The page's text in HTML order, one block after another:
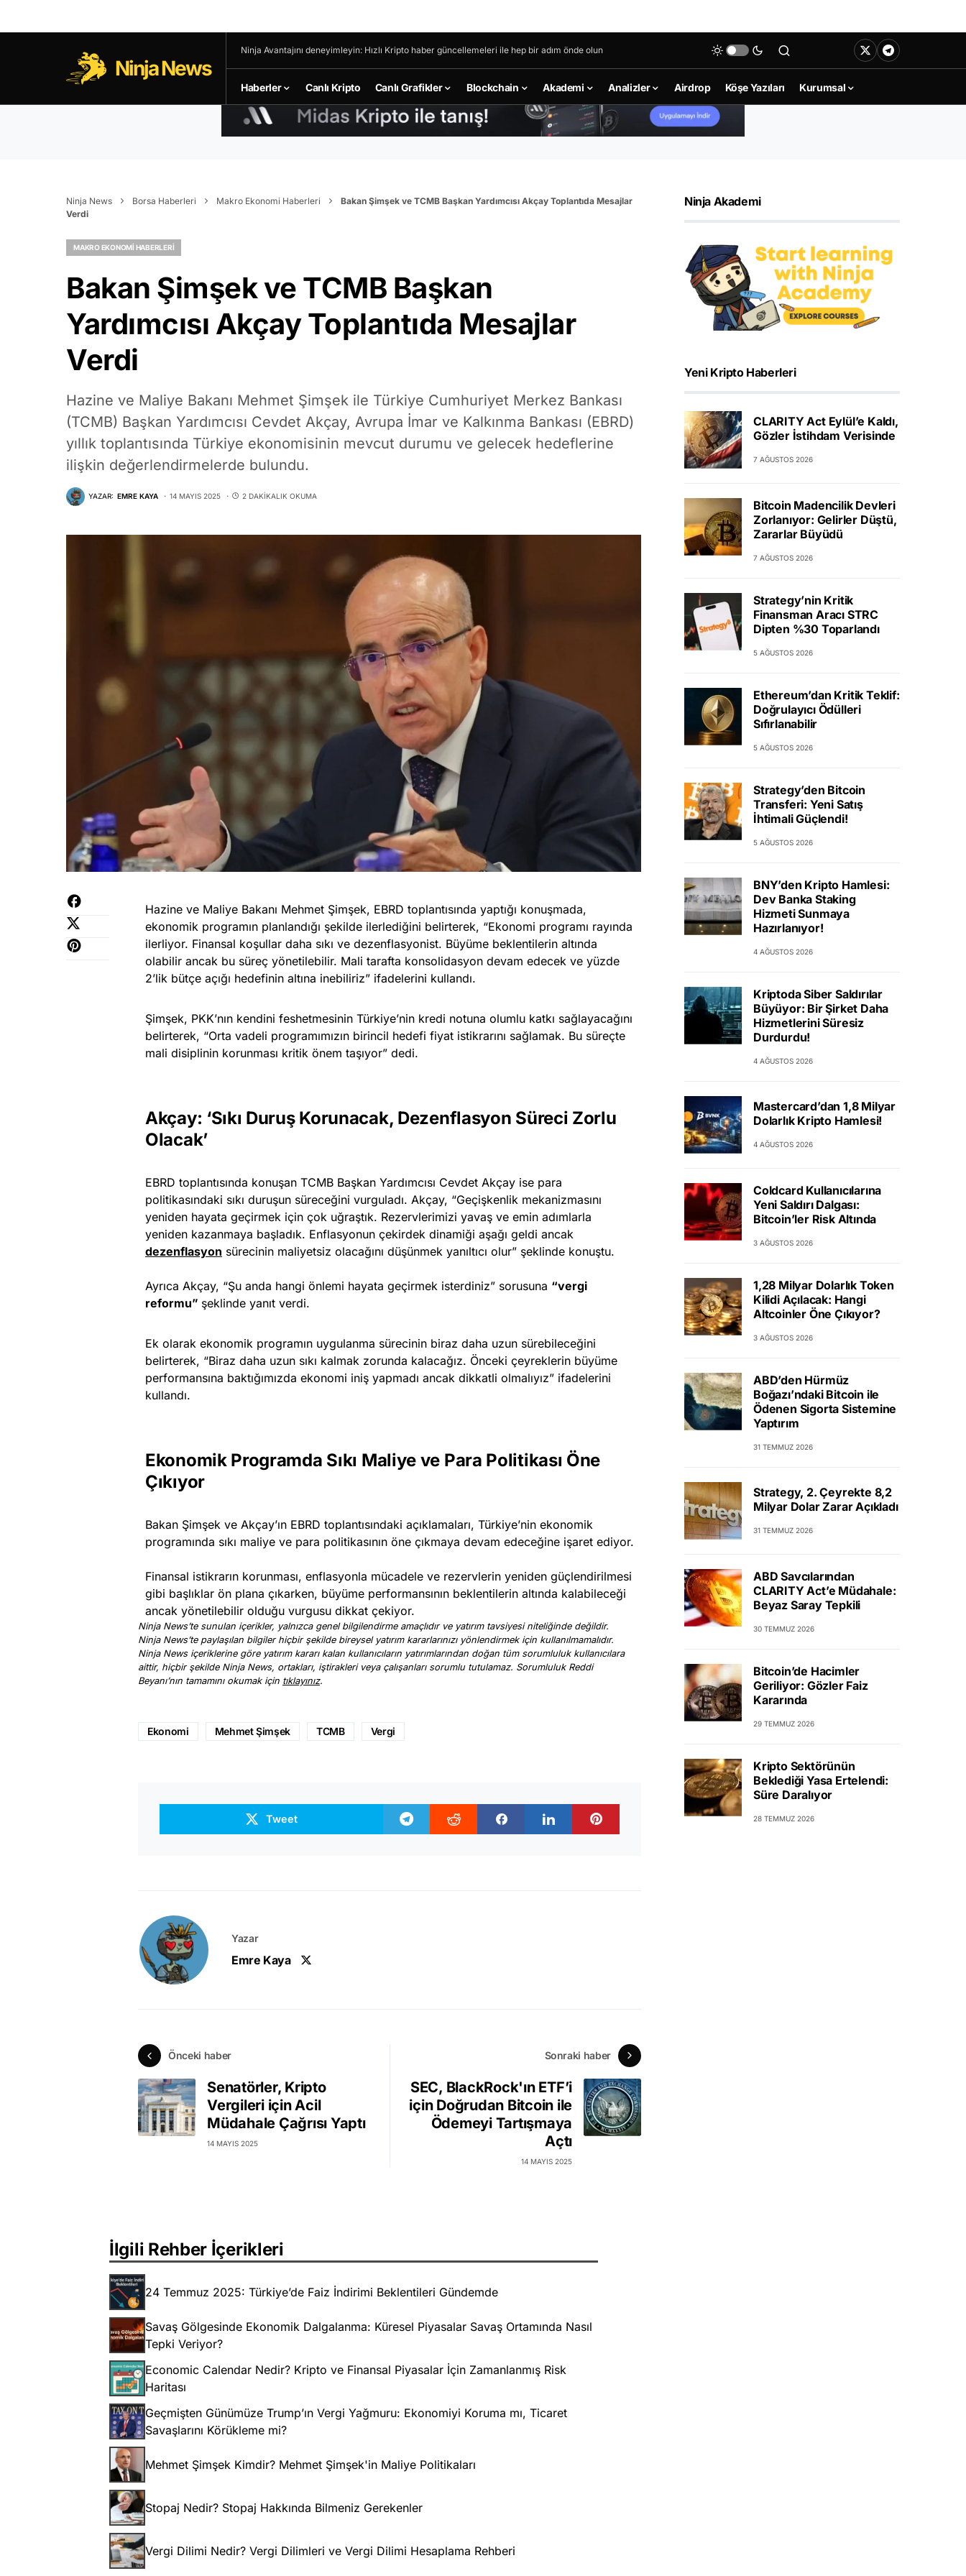
Ninja News
Ninja Avantajını deneyimleyin: Hızlı Kripto haber güncellemeleri ile hep bir adım önde olun
Haberler Canlı Kripto Canlı Grafikler Blockchain Akademi Analizler Airdrop Köşe Yazıları Kurumsal
Ninja News Borsa Haberleri Makro Ekonomi Haberleri
Bakan Şimşek ve TCMB Başkan Yardımcısı Akçay Toplantıda Mesajlar
Verdi
MAKRO EKONOMI HABERLERI
Bakan Şimşek ve TCMB Başkan
Yardımcısı Akçay Toplantıda Mesajlar
Verdi
Hazine ve Maliye Bakanı Mehmet Şimşek ile Türkiye Cumhuriyet Merkez Bankası
(TCMB) Başkan Yardımcısı Cevdet Akçay, Avrupa İmar ve Kalkınma Bankası (EBRD)
yıllık toplantısında Türkiye ekonomisinin mevcut durumu ve gelecek hedeflerine
ilişkin değerlendirmelerde bulundu.
YAZAR: EMRE KAYA 14 MAYIS 2025 2 DAKIKALIK OKUMA
Hazine ve Maliye Bakanı Mehmet Şimşek, EBRD toplantısında yaptığı konuşmada,
ekonomik programın planlandığı şekilde ilerlediğini belirterek, “Ekonomi programı rayında
ilerliyor. Finansal koşullar daha sıkı ve dezenflasyonist. Büyüme beklentilerin altında
olabilir ancak bu süreç yönetilebilir. Mali tarafta konsolidasyon devam edecek ve yüzde
2’lik bütçe açığı hedefinin altına inebiliriz” ifadelerini kullandı.
Şimşek, PKK’nın kendini feshetmesinin Türkiye’nin kredi notuna olumlu katkı sağlayacağını
belirterek, “Orta vadeli programımızın birincil hedefi fiyat istikrarını sağlamak. Bu süreçte
mali disiplinin korunması kritik önem taşıyor” dedi.
Akçay: ‘Sıkı Duruş Korunacak, Dezenflasyon Süreci Zorlu
Olacak’
EBRD toplantısında konuşan TCMB Başkan Yardımcısı Cevdet Akçay ise para
politikasındaki sıkı duruşun süreceğini vurguladı. Akçay, “Geçişkenlik mekanizmasını
yeniden hayata geçirmek için çok uğraştık. Rezervlerimizi yavaş ve emin adımlarla
yeniden kazanmaya başladık. Enflasyonun çekirdek dinamiği aşağı geldi ancak
dezenflasyon sürecinin maliyetsiz olacağını düşünmek yanıltıcı olur” şeklinde konuştu.
Ayrıca Akçay, “Şu anda hangi önlemi hayata geçirmek isterdiniz” sorusuna “vergi
reformu” şeklinde yanıt verdi.
Ek olarak ekonomik programın uygulanma sürecinin biraz daha uzun sürebileceğini
belirterek, “Biraz daha uzun sıkı kalmak zorunda kalacağız. Önceki çeyreklerin büyüme
performansına baktığımızda ekonomi iniş yapmadı ancak dikkatli olmalıyız” ifadelerini
kullandı.
Ekonomik Programda Sıkı Maliye ve Para Politikası Öne
Çıkıyor
Bakan Şimşek ve Akçay’ın EBRD toplantısındaki açıklamaları, Türkiye’nin ekonomik
programında sıkı maliye ve para politikasının öne çıkmaya devam edeceğine işaret ediyor.
Finansal istikrarın korunması, enflasyonla mücadele ve rezervlerin yeniden güçlendirilmesi
gibi başlıklar ön plana çıkarken, büyüme performansının beklentilerin altında kalabileceği
ancak yönetilebilir olduğu vurgusu dikkat çekiyor.
Ninja News’te sunulan içerikler, yalnızca genel bilgilendirme amaçlıdır ve yatırım tavsiyesi niteliğinde değildir.
Ninja News’te paylaşılan bilgiler hiçbir şekilde bireysel yatırım kararlarınızı yönlendirmek için kullanılmamalıdır.
Ninja News içeriklerine göre yatırım kararı kalan kullanıcıların yatırımlarından doğan tüm sorumluluk kullanıcılara
aittir, hiçbir şekilde Ninja News, ortakları, iştirakleri veya çalışanları sorumlu tutulamaz. Sorumluluk Reddi
Beyanı’nın tamamını okumak için tıklayınız.
Ekonomi Mehmet Şimşek TCMB Vergi
Tweet
Yazar
Emre Kaya
Önceki haber
Senatörler, Kripto
Vergileri için Acil
Müdahale Çağrısı Yaptı
14 MAYIS 2025
Sonraki haber
SEC, BlackRock'ın ETF’i
için Doğrudan Bitcoin ile
Ödemeyi Tartışmaya
Açtı
14 MAYIS 2025
İlgili Rehber İçerikleri
24 Temmuz 2025: Türkiye’de Faiz İndirimi Beklentileri Gündemde
Savaş Gölgesinde Ekonomik Dalgalanma: Küresel Piyasalar Savaş Ortamında Nasıl
Tepki Veriyor?
Economic Calendar Nedir? Kripto ve Finansal Piyasalar İçin Zamanlanmış Risk
Haritası
Geçmişten Günümüze Trump’ın Vergi Yağmuru: Ekonomiyi Koruma mı, Ticaret
Savaşlarını Körükleme mi?
Mehmet Şimşek Kimdir? Mehmet Şimşek'in Maliye Politikaları
Stopaj Nedir? Stopaj Hakkında Bilmeniz Gerekenler
Vergi Dilimi Nedir? Vergi Dilimleri ve Vergi Dilimi Hesaplama Rehberi
Ninja Akademi
Yeni Kripto Haberleri
CLARITY Act Eylül’e Kaldı,
Gözler İstihdam Verisinde
7 AĞUSTOS 2026
Bitcoin Madencilik Devleri
Zorlanıyor: Gelirler Düştü,
Zararlar Büyüdü
7 AĞUSTOS 2026
Strategy’nin Kritik
Finansman Aracı STRC
Dipten %30 Toparlandı
5 AĞUSTOS 2026
Ethereum’dan Kritik Teklif:
Doğrulayıcı Ödülleri
Sıfırlanabilir
5 AĞUSTOS 2026
Strategy’den Bitcoin
Transferi: Yeni Satış
İhtimali Güçlendi!
5 AĞUSTOS 2026
BNY’den Kripto Hamlesi:
Dev Banka Staking
Hizmeti Sunmaya
Hazırlanıyor!
4 AĞUSTOS 2026
Kriptoda Siber Saldırılar
Büyüyor: Bir Şirket Daha
Hizmetlerini Süresiz
Durdurdu!
4 AĞUSTOS 2026
Mastercard’dan 1,8 Milyar
Dolarlık Kripto Hamlesi!
4 AĞUSTOS 2026
Coldcard Kullanıcılarına
Yeni Saldırı Dalgası:
Bitcoin’ler Risk Altında
3 AĞUSTOS 2026
1,28 Milyar Dolarlık Token
Kilidi Açılacak: Hangi
Altcoinler Öne Çıkıyor?
3 AĞUSTOS 2026
ABD’den Hürmüz
Boğazı’ndaki Bitcoin ile
Ödenen Sigorta Sistemine
Yaptırım
31 TEMMUZ 2026
Strategy, 2. Çeyrekte 8,2
Milyar Dolar Zarar Açıkladı
31 TEMMUZ 2026
ABD Savcılarından
CLARITY Act’e Müdahale:
Beyaz Saray Tepkili
30 TEMMUZ 2026
Bitcoin’de Hacimler
Geriliyor: Gözler Faiz
Kararında
29 TEMMUZ 2026
Kripto Sektörünün
Beklediği Yasa Ertelendi:
Süre Daralıyor
28 TEMMUZ 2026